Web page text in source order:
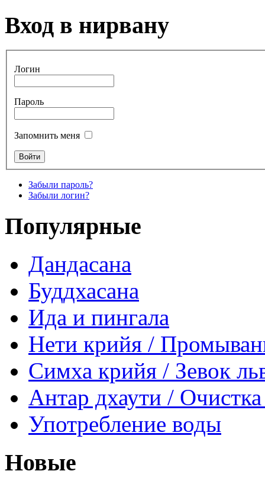
Вход в нирвану
Логин
Пароль
Запомнить меня
Забыли пароль?
Забыли логин?
Популярные
Дандасана
Буддхасана
Ида и пингала
Нети крийя /
Симха крийя / Зевок
Антар дхаути /
Употребление воды
Новые